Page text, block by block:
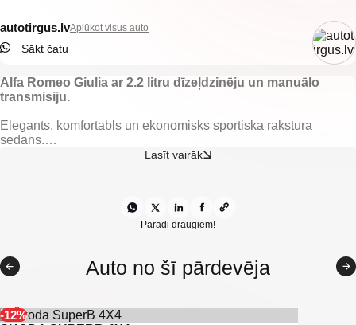
autotirgus.lvAplūkot visus auto
Sākt čatu
Alfa Romeo Giulia ar 2.2 litru dīzeļdzinēju un manuālo
transmisiju.
Elegants, komfortabls un ekonomisks sportiska rakstura
sedans.
Īpaši piemērots tiem, kas vēlas stilu un vadāmību ikdienā un
Auto tikko ievests no Beļģijas ar pierādāmu nobraukumu,
pilnu atslēgu komplektu un servisa grāmatiņu.
Komplektācija:
Lasīt vairāk
Parādi draugiem!
Auto no šī pārdevēja
-12%